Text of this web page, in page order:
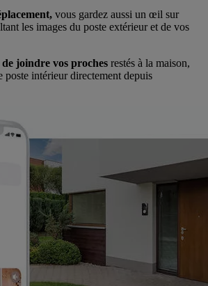
vous gardez aussi un œil sur
les images du poste extérieur et de vos
de joindre vos proches restés à la maison,
poste intérieur directement depuis